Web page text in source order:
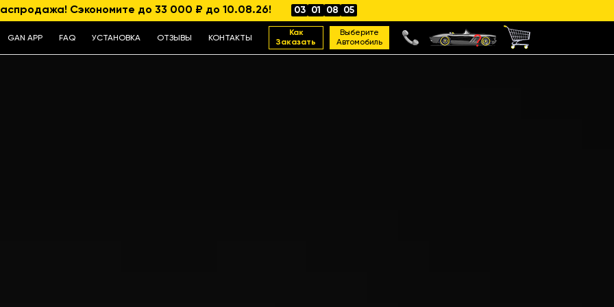
Сэкономите до 33 000 ₽ до 10.08.26! 03 01 08 04
GAN APP FAQ УСТАНОВКА ОТЗЫВЫ КОНТАКТЫ
Как
Заказать
Выберите
Автомобиль